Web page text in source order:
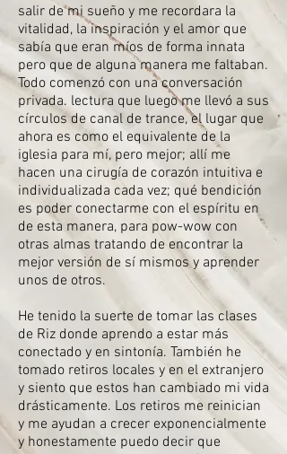
salir de mi sueño y me recordara la
vitalidad, la inspiración y el amor que
sabía que eran míos de forma innata
pero que de alguna manera me faltaban.
Todo comenzó con una conversación
privada. lectura que luego me llevó a sus
círculos de canal de trance, el lugar que
ahora es como el equivalente de la
iglesia para mí, pero mejor; allí me
hacen una cirugía de corazón intuitiva e
individualizada cada vez; qué bendición
es poder conectarme con el espíritu en
de esta manera, para pow-wow con
otras almas tratando de encontrar la
mejor versión de sí mismos y aprender
unos de otros.
He tenido la suerte de tomar las clases
de Riz donde aprendo a estar más
conectado y en sintonía. También he
tomado retiros locales y en el extranjero
y siento que estos han cambiado mi vida
drásticamente. Los retiros me reinician
y me ayudan a crecer exponencialmente
y honestamente puedo decir que